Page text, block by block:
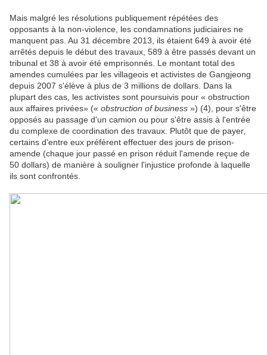
Mais malgré les résolutions publiquement répétées des
opposants à la non-violence, les condamnations judiciaires ne
manquent pas. Au 31 décembre 2013, ils étaient 649 à avoir été
arrêtés depuis le début des travaux, 589 à être passés devant un
tribunal et 38 à avoir été emprisonnés. Le montant total des
amendes cumulées par les villageois et activistes de Gangjeong
depuis 2007 s'élève à plus de 3 millions de dollars. Dans la
plupart des cas, les activistes sont poursuivis pour « obstruction
aux affaires privées» (« obstruction of business ») (4), pour s'être
opposés au passage d'un camion ou pour s'être assis à l'entrée
du complexe de coordination des travaux. Plutôt que de payer,
certains d'entre eux préfèrent effectuer des jours de prison-
amende (chaque jour passé en prison réduit l'amende reçue de
50 dollars) de manière à souligner l'injustice profonde à laquelle
ils sont confrontés.